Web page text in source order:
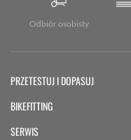
Odbiór osobisty
PRZETESTUJ I DOPASUJ
BIKEFITTING
SERWIS